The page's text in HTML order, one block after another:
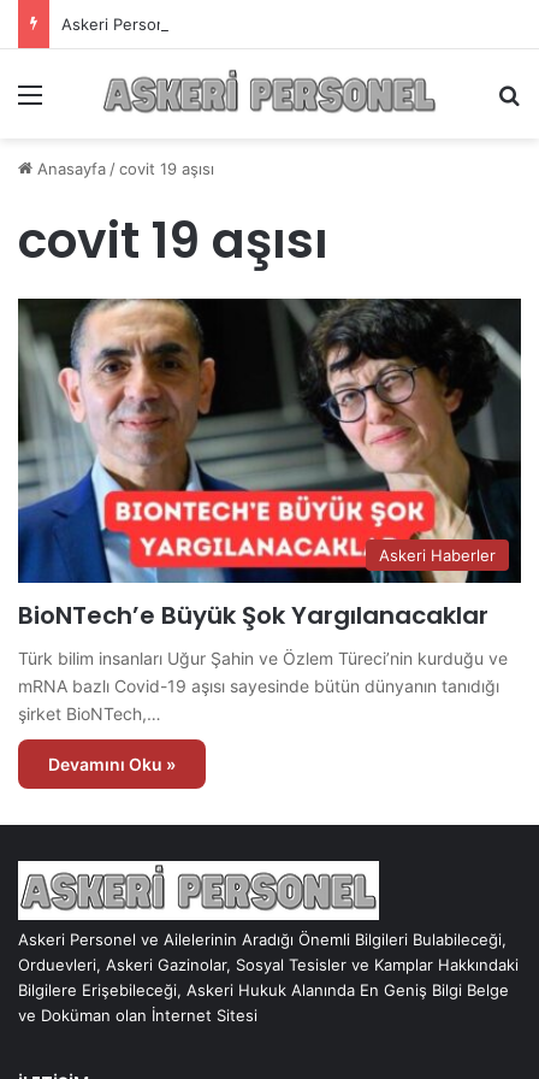
Askeri Personelin Güncel Haber ve Bilgi Sitesi.
Anasayfa /covit 19 aşısı
covit 19 aşısı
Askeri Haberler
BioNTech’e Büyük Şok Yargılanacaklar
Türk bilim insanları Uğur Şahin ve Özlem Türeci’nin kurduğu ve
mRNA bazlı Covid-19 aşısı sayesinde bütün dünyanın tanıdığı
şirket BioNTech,…
Devamını Oku »
Askeri Personel ve Ailelerinin Aradığı Önemli Bilgileri Bulabileceği,
Orduevleri, Askeri Gazinolar, Sosyal Tesisler ve Kamplar Hakkındaki
Bilgilere Erişebileceği, Askeri Hukuk Alanında En Geniş Bilgi Belge
ve Doküman olan İnternet Sitesi